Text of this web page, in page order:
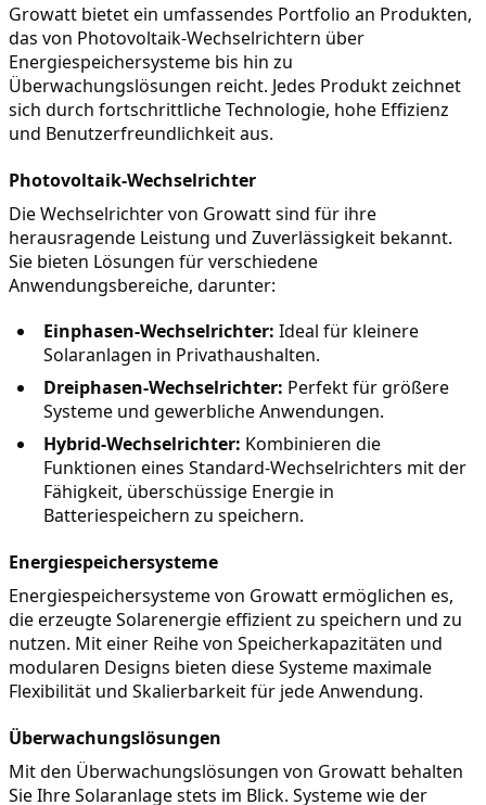
Growatt bietet ein umfassendes Portfolio an Produkten,
das von Photovoltaik-Wechselrichtern über
Energiespeichersysteme bis hin zu
Überwachungslösungen reicht. Jedes Produkt zeichnet
sich durch fortschrittliche Technologie, hohe Effizienz
und Benutzerfreundlichkeit aus.
Photovoltaik-Wechselrichter
Die Wechselrichter von Growatt sind für ihre
herausragende Leistung und Zuverlässigkeit bekannt.
Sie bieten Lösungen für verschiedene
Anwendungsbereiche, darunter:
Einphasen-Wechselrichter: Ideal für kleinere
Solaranlagen in Privathaushalten.
Dreiphasen-Wechselrichter: Perfekt für größere
Systeme und gewerbliche Anwendungen.
Hybrid-Wechselrichter: Kombinieren die
Funktionen eines Standard-Wechselrichters mit der
Fähigkeit, überschüssige Energie in
Batteriespeichern zu speichern.
Energiespeichersysteme
Energiespeichersysteme von Growatt ermöglichen es,
die erzeugte Solarenergie effizient zu speichern und zu
nutzen. Mit einer Reihe von Speicherkapazitäten und
modularen Designs bieten diese Systeme maximale
Flexibilität und Skalierbarkeit für jede Anwendung.
Überwachungslösungen
Mit den Überwachungslösungen von Growatt behalten